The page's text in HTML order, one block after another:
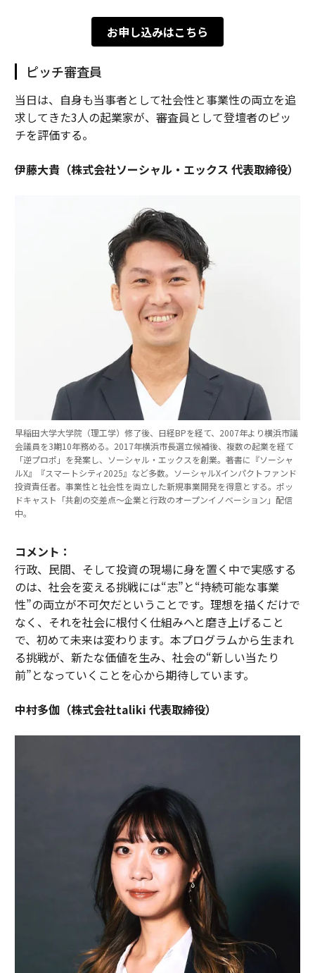
お申し込みはこちら
ピッチ審査員
当日は、自身も当事者として社会性と事業性の両立を追
求してきた3人の起業家が、審査員として登壇者のピッ
チを評価する。
伊藤大貴（株式会社ソーシャル・エックス 代表取締役）
早稲田大学大学院（理工学）修了後、日経BPを経て、2007年より横浜市議
会議員を3期10年務める。2017年横浜市長選立候補後、複数の起業を経て
「逆プロポ」を発案し、ソーシャル・エックスを創業。著書に『ソーシャ
ルX』『スマートシティ2025』など多数。ソーシャルXインパクトファンド
投資責任者。事業性と社会性を両立した新規事業開発を得意とする。ポッ
ドキャスト「共創の交差点〜企業と行政のオープンイノベーション」配信
中。
コメント：
行政、民間、そして投資の現場に身を置く中で実感する
のは、社会を変える挑戦には“志”と“持続可能な事業
性”の両立が不可欠だということです。理想を描くだけで
なく、それを社会に根付く仕組みへと磨き上げること
で、初めて未来は変わります。本プログラムから生まれ
る挑戦が、新たな価値を生み、社会の“新しい当たり
前”となっていくことを心から期待しています。
中村多伽（株式会社taliki 代表取締役）